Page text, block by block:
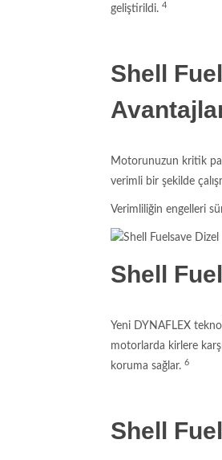
geliştirildi. 4
Shell
Motorunuzun kritik
verimli bir şekilde
Verimliliğin engelleri
Shell
Yeni DYNAFLEX
motorlarda kirlere
koruma sağlar. 6
Shell